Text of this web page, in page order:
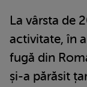
La vârsta de
activitate, în
fugă din
și-a părăsit